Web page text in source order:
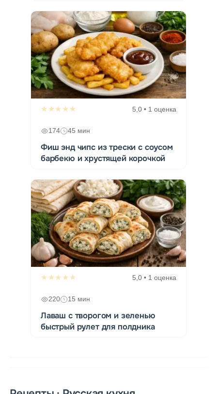
★★★★★ 5,0 • 1 оценка
174 45 мин
Фиш энд чипс из трески с соусом
барбекю и хрустящей корочкой
★★★★★ 5,0 • 1 оценка
220 15 мин
Лаваш с творогом и зеленью
быстрый рулет для полдника